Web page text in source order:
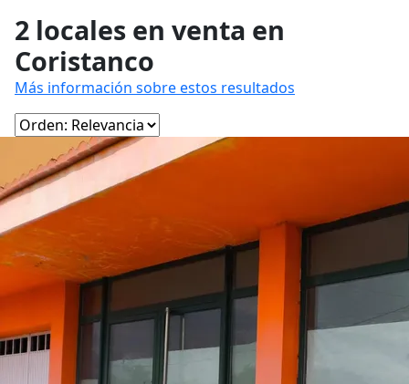
2 locales en venta en
Coristanco
Más información sobre estos resultados